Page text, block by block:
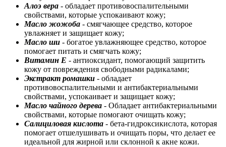
Алоэ вера - обладает противовоспалительными
свойствами, которые успокаивают кожу;
Масло жожоба - смягчающее средство, которое
увлажняет и защищает кожу;
Масло ши - богатое увлажняющее средство, которое
помогает питать и смягчать кожу;
Витамин Е - антиоксидант, помогающий защитить
кожу от повреждения свободными радикалами;
Экстракт ромашки - обладает
противовоспалительными и антибактериальными
свойствами, успокаивает и защищает кожу;
Масло чайного дерева - Обладает антибактериальными
свойствами, которые помогают очищать кожу;
Салициловая кислота - бета-гидроксикислота, которая
помогает отшелушивать и очищать поры, что делает ее
идеальной для жирной или склонной к акне кожи.